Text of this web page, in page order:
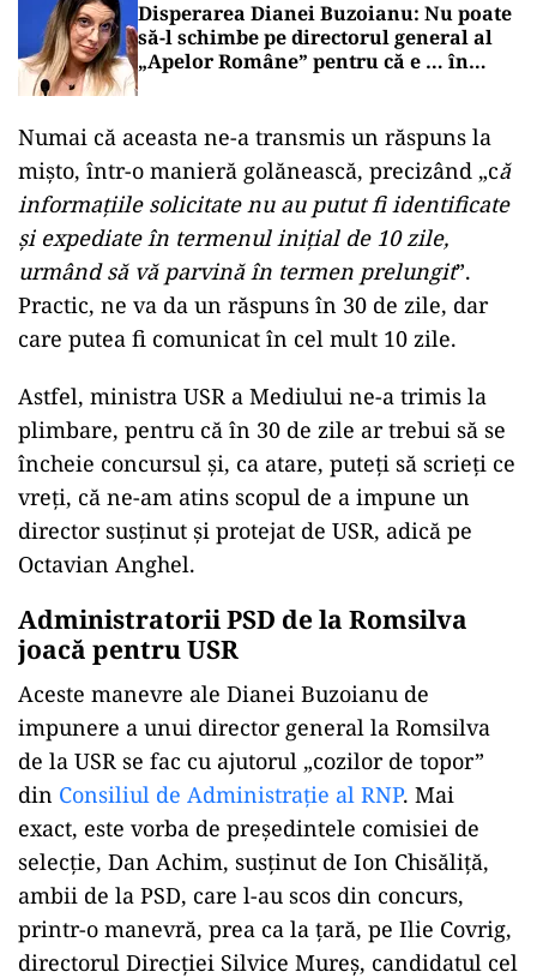
Disperarea Dianei Buzoianu: Nu poate
să-l schimbe pe directorul general al
„Apelor Române” pentru că e … în
Numai că aceasta ne-a transmis un răspuns la
mișto, într-o manieră golănească, precizând „că
informațiile solicitate nu au putut fi identificate
și expediate în termenul inițial de 10 zile,
urmând să vă parvină în termen prelungit”.
Practic, ne va da un răspuns în 30 de zile, dar
care putea fi comunicat în cel mult 10 zile.
Astfel, ministra USR a Mediului ne-a trimis la
plimbare, pentru că în 30 de zile ar trebui să se
încheie concursul și, ca atare, puteți să scrieți ce
vreți, că ne-am atins scopul de a impune un
director susținut și protejat de USR, adică pe
Octavian Anghel.
Administratorii PSD de la Romsilva
joacă pentru USR
Aceste manevre ale Dianei Buzoianu de
impunere a unui director general la Romsilva
de la USR se fac cu ajutorul „cozilor de topor”
din Consiliul de Administrație al RNP. Mai
exact, este vorba de președintele comisiei de
selecție, Dan Achim, susținut de Ion Chisăliță,
ambii de la PSD, care l-au scos din concurs,
printr-o manevră, prea ca la țară, pe Ilie Covrig,
directorul Direcției Silvice Mureș, candidatul cel